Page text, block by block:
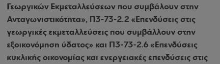
Γεωργικών Εκμεταλλεύσεων που συμβάλουν στην
Ανταγωνιστικότητα», Π3-73-2.2 «Επενδύσεις στις
γεωργικές εκμεταλλεύσεις που συμβάλλουν στην
εξοικονόμηση ύδατος» και Π3-73-2.6 «Επενδύσεις
κυκλικής οικονομίας και ενεργειακές επενδύσεις στις